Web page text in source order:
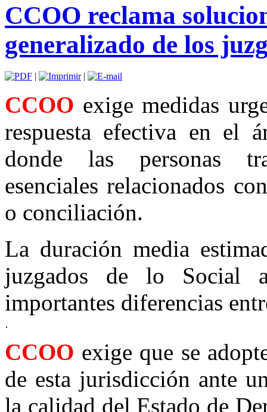
CCOO reclama
generalizado de los
| |
CCOO exige medidas
respuesta efectiva en el
donde las personas
esenciales relacionados
o conciliación.
La duración media
juzgados de lo Social
importantes diferencias
CCOO exige que se
de esta jurisdicción ante
la calidad del Estado de